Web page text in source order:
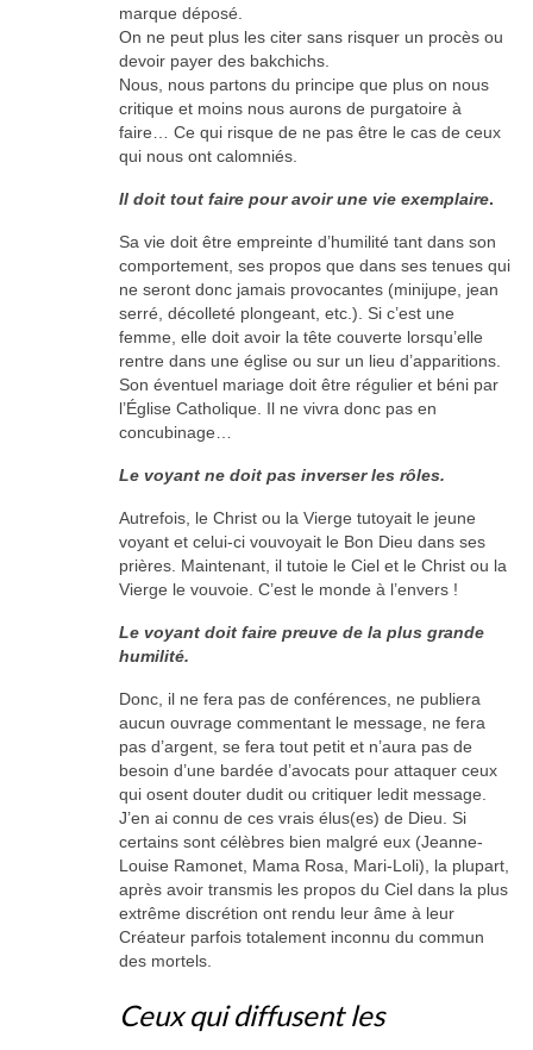
marque déposé.
On ne peut plus les citer sans risquer un procès ou
devoir payer des bakchichs.
Nous, nous partons du principe que plus on nous
critique et moins nous aurons de purgatoire à
faire… Ce qui risque de ne pas être le cas de ceux
qui nous ont calomniés.
Il doit tout faire pour avoir une vie exemplaire.
Sa vie doit être empreinte d’humilité tant dans son
comportement, ses propos que dans ses tenues qui
ne seront donc jamais provocantes (minijupe, jean
serré, décolleté plongeant, etc.). Si c’est une
femme, elle doit avoir la tête couverte lorsqu’elle
rentre dans une église ou sur un lieu d’apparitions.
Son éventuel mariage doit être régulier et béni par
l’Église Catholique. Il ne vivra donc pas en
concubinage…
Le voyant ne doit pas inverser les rôles.
Autrefois, le Christ ou la Vierge tutoyait le jeune
voyant et celui-ci vouvoyait le Bon Dieu dans ses
prières. Maintenant, il tutoie le Ciel et le Christ ou la
Vierge le vouvoie. C’est le monde à l’envers !
Le voyant doit faire preuve de la plus grande
humilité.
Donc, il ne fera pas de conférences, ne publiera
aucun ouvrage commentant le message, ne fera
pas d’argent, se fera tout petit et n’aura pas de
besoin d’une bardée d’avocats pour attaquer ceux
qui osent douter dudit ou critiquer ledit message.
J’en ai connu de ces vrais élus(es) de Dieu. Si
certains sont célèbres bien malgré eux (Jeanne-
Louise Ramonet, Mama Rosa, Mari-Loli), la plupart,
après avoir transmis les propos du Ciel dans la plus
extrême discrétion ont rendu leur âme à leur
Créateur parfois totalement inconnu du commun
des mortels.
Ceux qui diffusent les